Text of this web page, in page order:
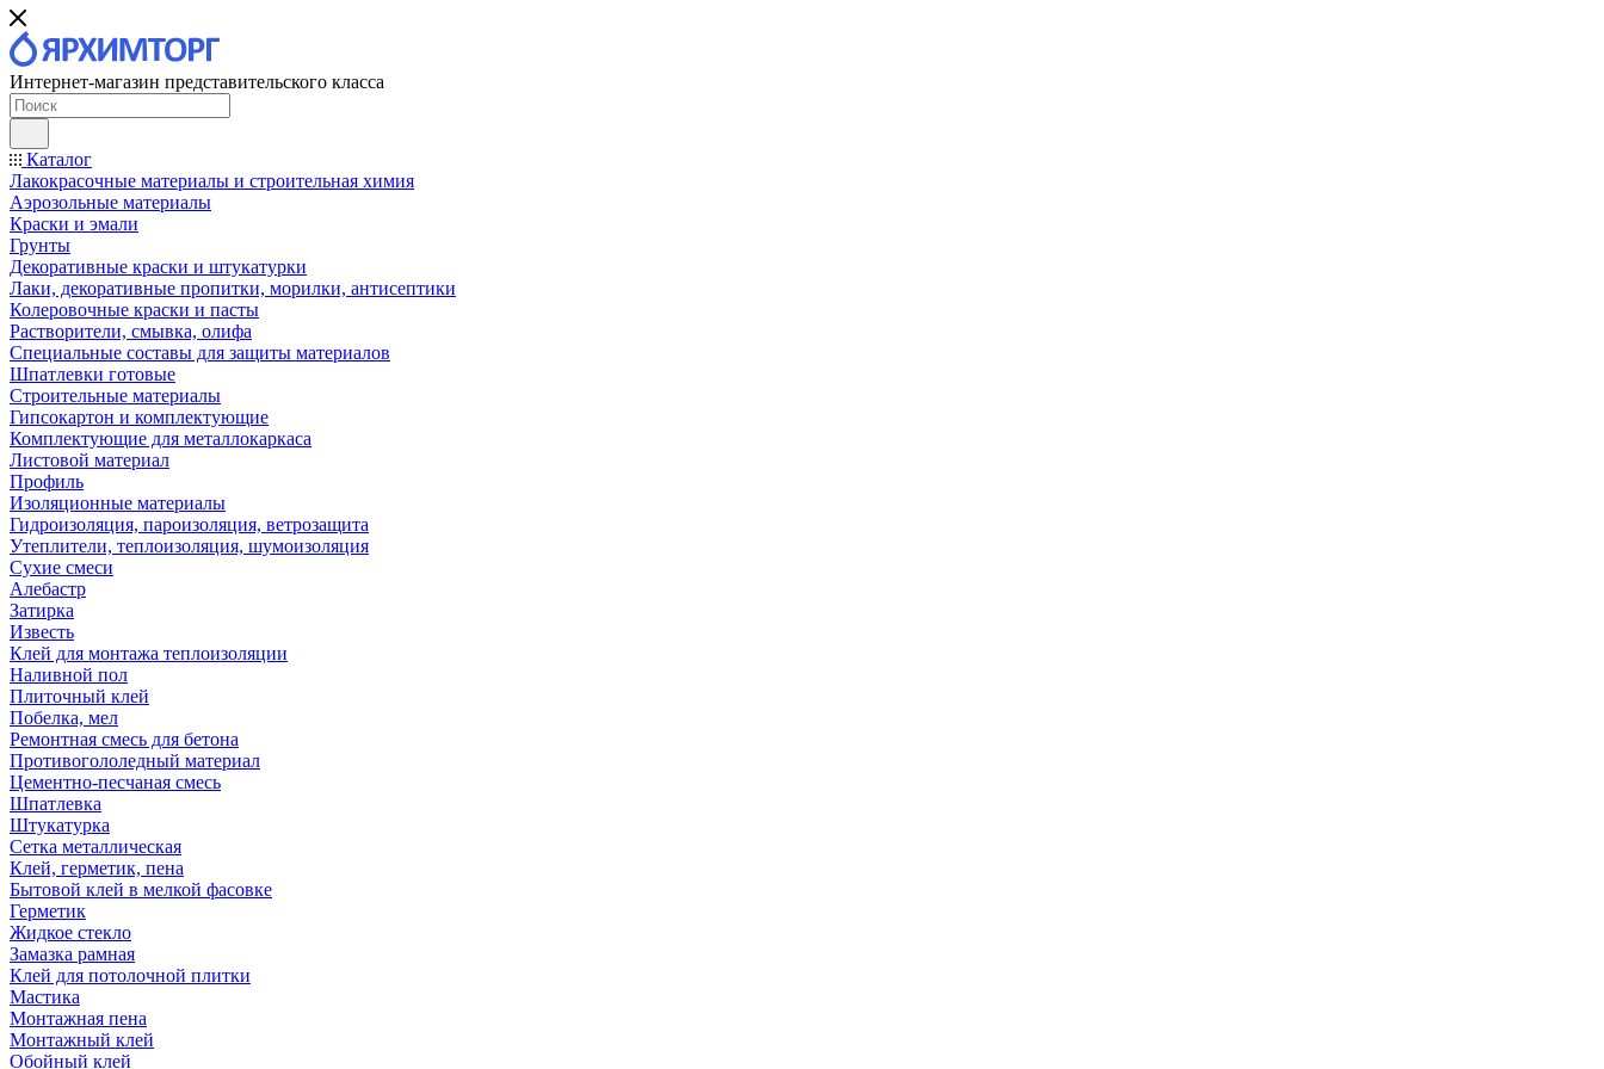
Интернет-магазин представительского класса
Каталог
Лакокрасочные материалы и строительная химия
Аэрозольные материалы
Краски и эмали
Грунты
Декоративные краски и штукатурки
Лаки, декоративные пропитки, морилки, антисептики
Колеровочные краски и пасты
Растворители, смывка, олифа
Специальные составы для защиты материалов
Шпатлевки готовые
Строительные материалы
Гипсокартон и комплектующие
Комплектующие для металлокаркаса
Листовой материал
Профиль
Изоляционные материалы
Гидроизоляция, пароизоляция, ветрозащита
Утеплители, теплоизоляция, шумоизоляция
Сухие смеси
Алебастр
Затирка
Известь
Клей для монтажа теплоизоляции
Наливной пол
Плиточный клей
Побелка, мел
Ремонтная смесь для бетона
Противогололедный материал
Цементно-песчаная смесь
Шпатлевка
Штукатурка
Сетка металлическая
Клей, герметик, пена
Бытовой клей в мелкой фасовке
Герметик
Жидкое стекло
Замазка рамная
Клей для потолочной плитки
Мастика
Монтажная пена
Монтажный клей
Обойный клей